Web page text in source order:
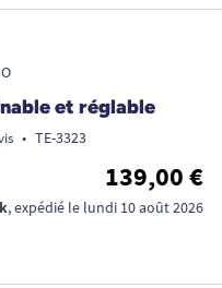
et réglable
• TE-3323
139,00 €
, expédié le lundi 10 août 2026